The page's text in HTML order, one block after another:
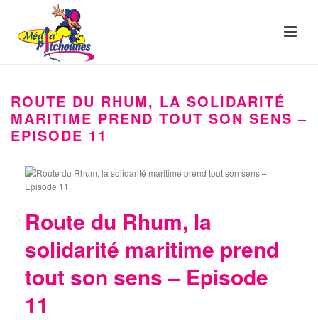
ROUTE DU RHUM, LA SOLIDARITÉ
MARITIME PREND TOUT SON SENS –
EPISODE 11
Route du Rhum, la
solidarité maritime prend
tout son sens – Episode
11